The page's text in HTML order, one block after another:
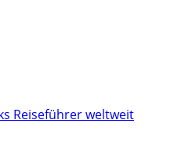
Reiseführer weltweit